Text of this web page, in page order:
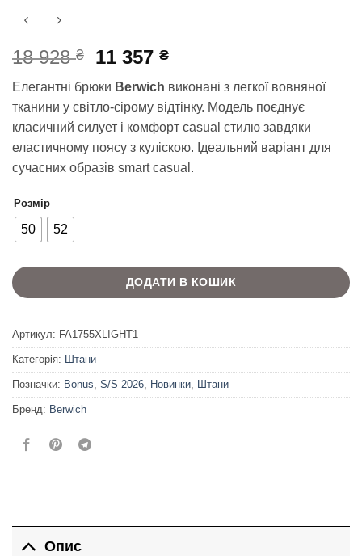
18 928₴
Оригінальна
18
928 ₴.
11 357₴Поточна
11
357 ₴.
Елегантні брюки Berwich виконані з легкої вовняної
тканини у світло-сірому відтінку. Модель поєднує
класичний силует і комфорт casual стилю завдяки
еластичному поясу з куліскою. Ідеальний варіант для
сучасних образів smart casual.
Розмір
50 52
ДОДАТИ В КОШИК
Артикул: FA1755XLIGHT1
Категорія: Штани
Позначки: Bonus S/S 2026 Новинки Штани
Бренд: Berwich
Опис